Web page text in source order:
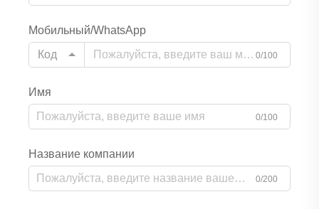
Мобильный/WhatsApp
Код
0/100
Имя
0/100
Название компании
0/200